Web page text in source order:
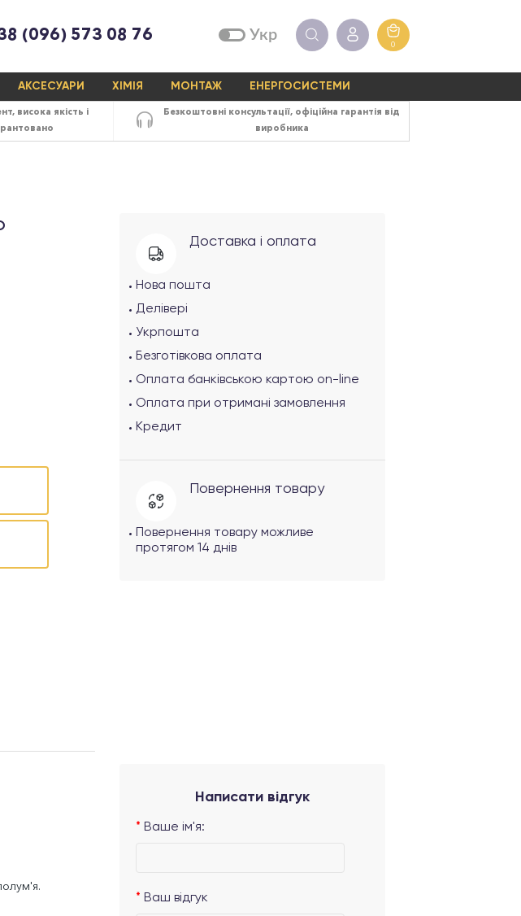
(096) 573 08 76 Укр
0
АКСЕСУАРИ ХІМІЯ МОНТАЖ ЕНЕРГОСИСТЕМИ
висока якість і
Безкоштовні консультації, офіційна гарантія від
виробника
Доставка і оплата
Нова пошта
Делівері
Укрпошта
Безготівкова оплата
Оплата банківською картою on-line
Оплата при отримані замовлення
Кредит
Повернення товару
Повернення товару можливе
протягом 14 днів
Написати відгук
Ваше ім'я:
Ваш відгук